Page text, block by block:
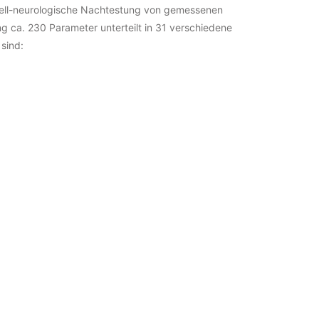
neurologische Nachtestung von gemessenen
ca. 230 Parameter unterteilt in 31 verschiedene